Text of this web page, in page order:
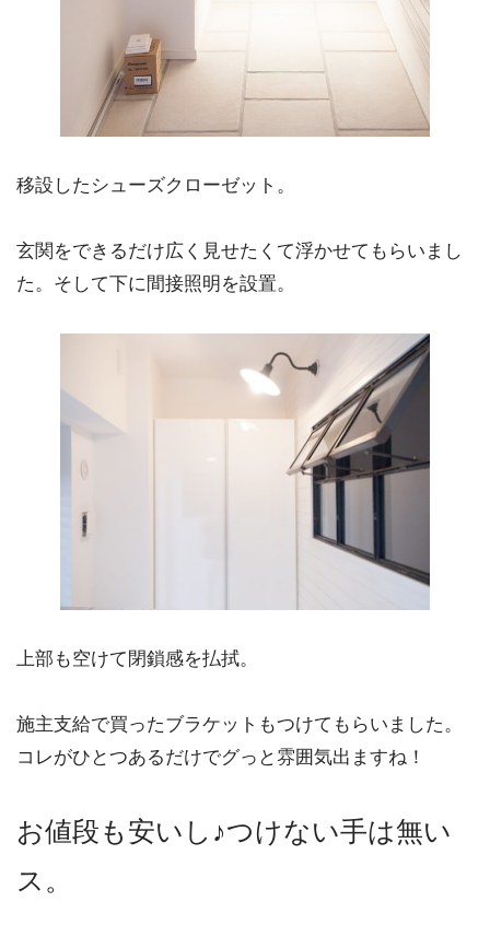
移設したシューズクローゼット。
玄関をできるだけ広く見せたくて浮かせてもらいまし
た。そして下に間接照明を設置。
上部も空けて閉鎖感を払拭。
施主支給で買ったブラケットもつけてもらいました。
コレがひとつあるだけでグっと雰囲気出ますね！
お値段も安いし♪つけない手は無い
ス。